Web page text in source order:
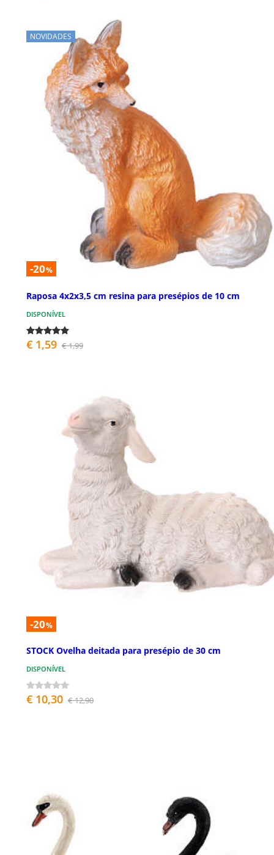
NOVIDADES
-20%
Raposa 4x2x3,5 cm resina para presépios de 10 cm
DISPONÍVEL
€ 1,59 € 1,99
-20%
STOCK Ovelha deitada para presépio de 30 cm
DISPONÍVEL
€ 10,30 € 12,90